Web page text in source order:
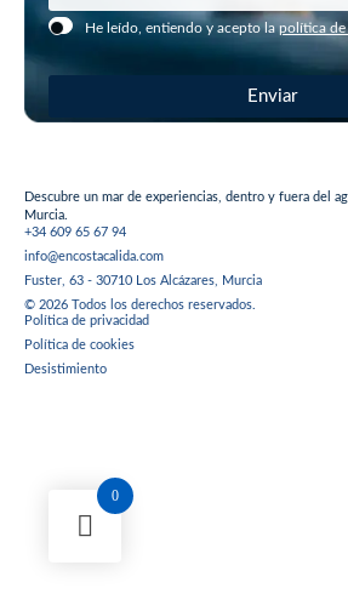
He leído, entiendo y acepto lapolítica de
Enviar
Descubre un mar de experiencias, dentro y fuera del
Murcia.
+34 609 65 67 94
info@encostacalida.com
Fuster, 63 - 30710 Los Alcázares, Murcia
© 2026 Todos los derechos reservados.
Política de privacidad
Política de cookies
Desistimiento
0